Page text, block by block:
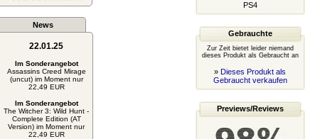
News
22.01.25
Im Sonderangebot
Assassins Creed Mirage
(uncut) im Moment nur
22,49 EUR
Im Sonderangebot
The Witcher 3: Wild Hunt -
Complete Edition (AT
Version) im Moment nur
22,49 EUR
PS4
Gebrauchte
Zur Zeit bietet leider niemand
dieses Produkt als Gebraucht an
» Dieses Produkt als
Gebraucht verkaufen
Previews/Reviews